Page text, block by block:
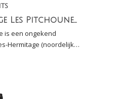
Crozes-Hermitage Les Pitchounettes Rouge
is een ongekend
Hermitage (noordelijke
in de smaak. Bio!